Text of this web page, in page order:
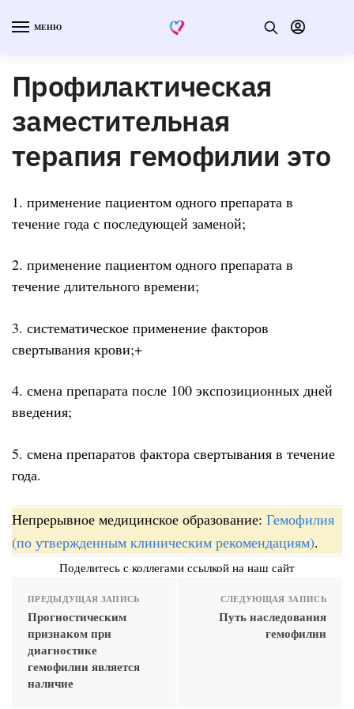
МЕНЮ
Профилактическая
заместительная
терапия гемофилии это
1. применение пациентом одного препарата в
течение года с последующей заменой;
2. применение пациентом одного препарата в
течение длительного времени;
3. систематическое применение факторов
свертывания крови;+
4. смена препарата после 100 экспозиционных дней
введения;
5. смена препаратов фактора свертывания в течение
года.
Непрерывное медицинское образование: Гемофилия
(по утвержденным клиническим рекомендациям).
Поделитесь с коллегами ссылкой на наш сайт
ПРЕДЫДУЩАЯ ЗАПИСЬ
Прогностическим
признаком при
диагностике
гемофилии является
наличие
СЛЕДУЮЩАЯ ЗАПИСЬ
Путь наследования
гемофилии